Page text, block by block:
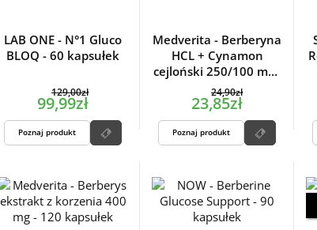
LAB ONE - N°1 Gluco
BLOQ - 60 kapsułek
129,00zł
99,99zł
Poznaj produkt
Medverita - Berberyna
HCL + Cynamon
cejloński 250/100 mg -
60 kapsułek
24,90zł
23,85zł
Poznaj produkt